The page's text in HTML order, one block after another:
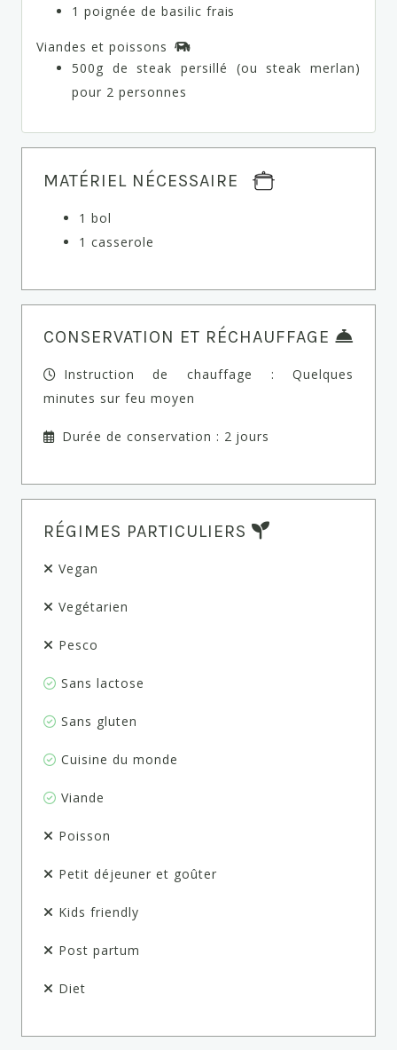
1 poignée de basilic frais
Viandes et poissons
500g de steak persillé (ou steak merlan)
pour 2 personnes
MATÉRIEL NÉCESSAIRE
1 bol
1 casserole
CONSERVATION ET RÉCHAUFFAGE
Instruction de chauffage : Quelques
minutes sur feu moyen
Durée de conservation : 2 jours
RÉGIMES PARTICULIERS
Vegan
Vegétarien
Pesco
Sans lactose
Sans gluten
Cuisine du monde
Viande
Poisson
Petit déjeuner et goûter
Kids friendly
Post partum
Diet